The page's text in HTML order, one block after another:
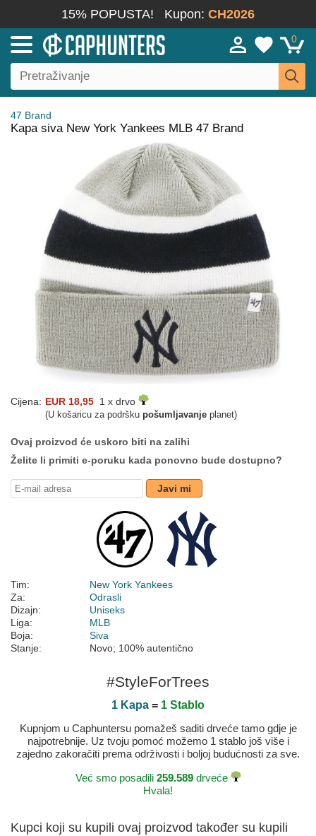
15% POPUSTA! Kupon: CH2026
0
47 Brand
Kapa siva New York Yankees MLB 47 Brand
Cijena: EUR 18,95 1 x drvo
(U košaricu za podršku pošumljavanje planet)
Ovaj proizvod će uskoro biti na zalihi
Želite li primiti e-poruku kada ponovno bude dostupno?
Javi mi
Tim:
New York Yankees
Za:
Odrasli
Dizajn:
Uniseks
Liga:
MLB
Boja:
Siva
Stanje:
Novo; 100% autentično
#StyleForTrees
1 Kapa = 1 Stablo
Kupnjom u Caphuntersu pomažeš saditi drveće tamo gdje je
najpotrebnije. Uz tvoju pomoć možemo 1 stablo još više i
zajedno zakoračiti prema održivosti i boljoj budućnosti za sve.
Već smo posadili 259.589drveće
Hvala!
Kupci koji su kupili ovaj proizvod također su kupili